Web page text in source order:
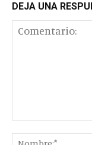
DEJA UNA